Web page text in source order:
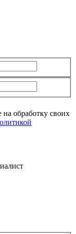
обработку своих